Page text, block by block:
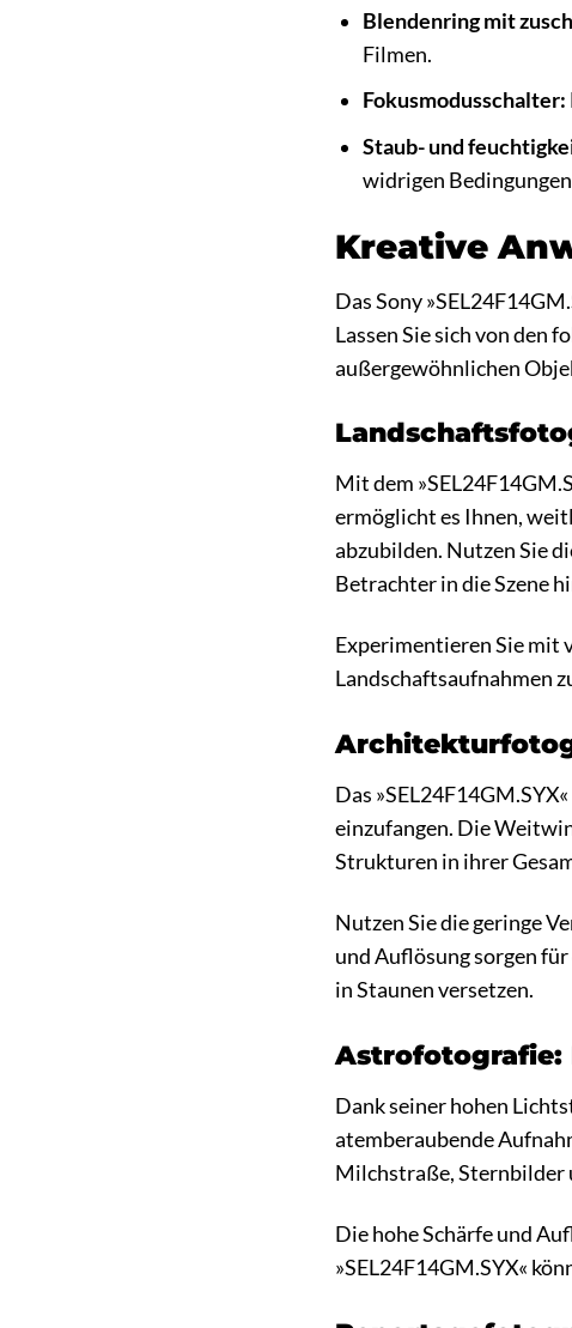
Blendenring mit
Filmen.
Fokusmodusschalter:
Staub- und
widrigen
Kreative
Das Sony
Lassen Sie sich von den
außergewöhnlichen
Mit dem
ermöglicht es Ihnen,
abzubilden. Nutzen Sie
Betrachter in die Szene
Experimentieren Sie mit
Landschaftsaufnahmen
Das
einzufangen. Die
Strukturen in ihrer
Nutzen Sie die geringe
und Auflösung sorgen
in Staunen versetzen.
Astrofotografie:
Dank seiner hohen
atemberaubende
Milchstraße, Sternbilder
Die hohe Schärfe und
»SEL24F14GM.SYX«